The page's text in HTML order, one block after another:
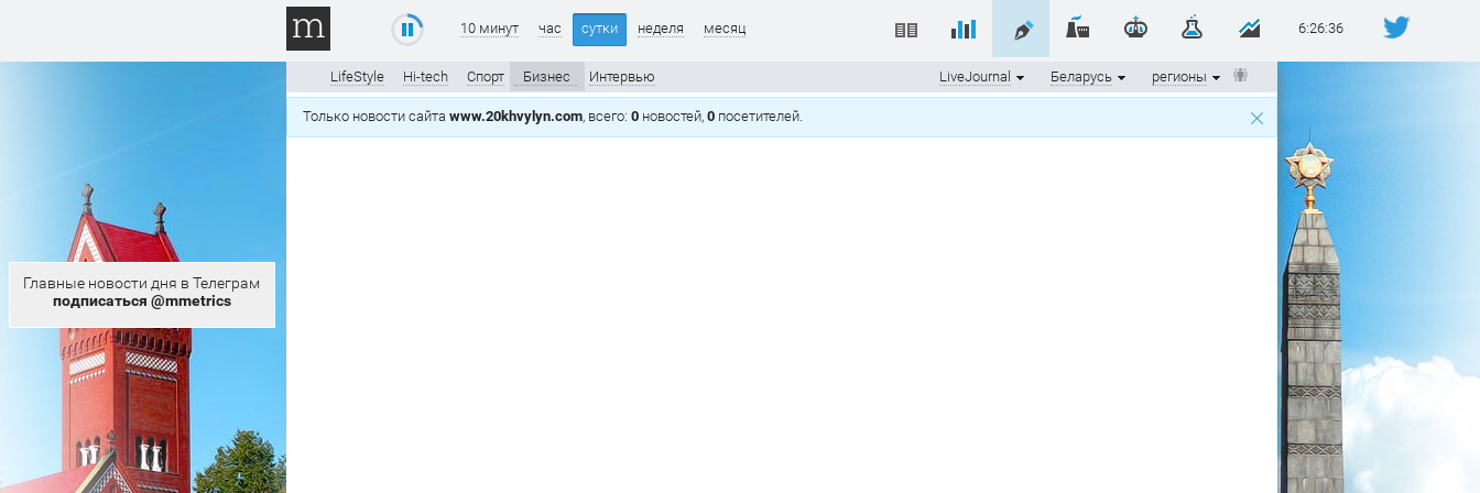
Главные новости дня в Телеграм
подписаться @mmetrics
6:26:37
10 минут час сутки неделя месяц
LifeStyle Hi-tech Спорт Бизнес Интервью регионы
Беларусь
LiveJournal
Только новости сайта www.20khvylyn.com, всего: 0 новостей, 0 посетителей.